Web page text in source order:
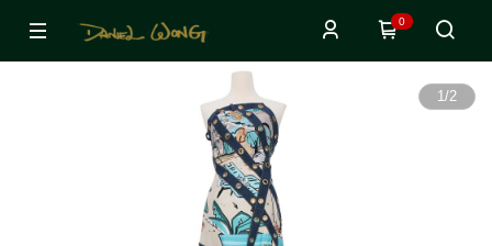
0
1/2